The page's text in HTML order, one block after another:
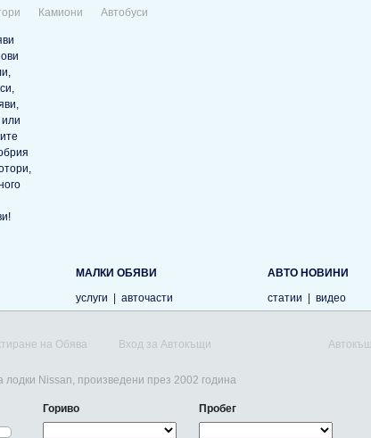
Камиони Автобуси
МАЛКИ ОБЯВИ
услуги
авточасти
АВТО НОВИНИ
статии
видео
на Обява Вход за Автокъщи
лодки Nissan, произведени през 2002 година
Гориво Пробег